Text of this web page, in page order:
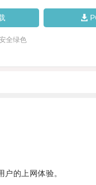
全绿色
的上网体验。